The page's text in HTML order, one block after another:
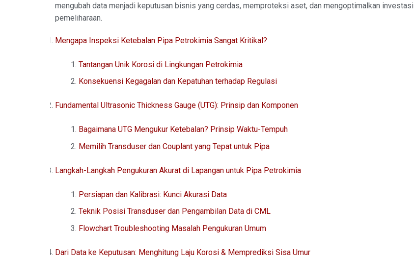
mengubah data menjadi keputusan bisnis yang cerdas, memproteksi aset, dan mengoptimalkan investasi
pemeliharaan.
Mengapa Inspeksi Ketebalan Pipa Petrokimia Sangat Kritikal?
Tantangan Unik Korosi di Lingkungan Petrokimia
Konsekuensi Kegagalan dan Kepatuhan terhadap Regulasi
Fundamental Ultrasonic Thickness Gauge (UTG): Prinsip dan Komponen
Bagaimana UTG Mengukur Ketebalan? Prinsip Waktu-Tempuh
Memilih Transduser dan Couplant yang Tepat untuk Pipa
Langkah-Langkah Pengukuran Akurat di Lapangan untuk Pipa Petrokimia
Persiapan dan Kalibrasi: Kunci Akurasi Data
Teknik Posisi Transduser dan Pengambilan Data di CML
Flowchart Troubleshooting Masalah Pengukuran Umum
Dari Data ke Keputusan: Menghitung Laju Korosi & Memprediksi Sisa Umur